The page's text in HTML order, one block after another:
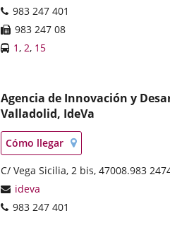
electrónico
Web
Teléfonos
983 247 401
Fax
983 247 08
Líneas
1 Enlace
externa.
, 2Enlace
externa.
, 15Enlace
externa.
Agencia de Innovación y
Valladolid, IdeVa
Localización
en
mapa
Cómo llegar Enlace
a
una
Dirección
postal
C/ Vega Sicilia, 2 bis, 47008.983
Dirección
de
ideva
Teléfonos
983 247 401